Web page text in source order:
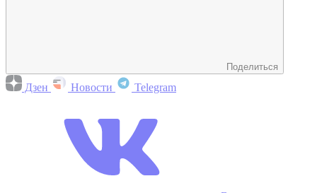
Поделиться
Дзен Новости Telegram